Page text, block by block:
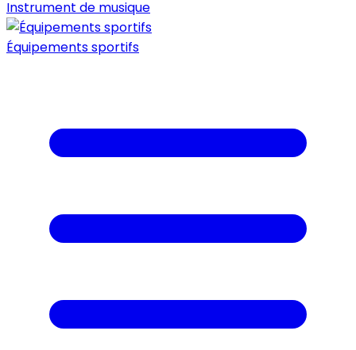
Instrument de musique
Équipements sportifs